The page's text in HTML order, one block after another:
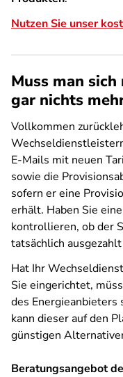
Nutzen Sie unser
Muss man
gar nichts
Vollkommen
E-Mails mit neuen
sowie die
sofern er eine
erhält. Haben Sie
kontrollieren, ob der
tatsächlich
Hat Ihr
Sie eingerichtet,
des
kann dieser auf den
günstigen
Beratungsangebot